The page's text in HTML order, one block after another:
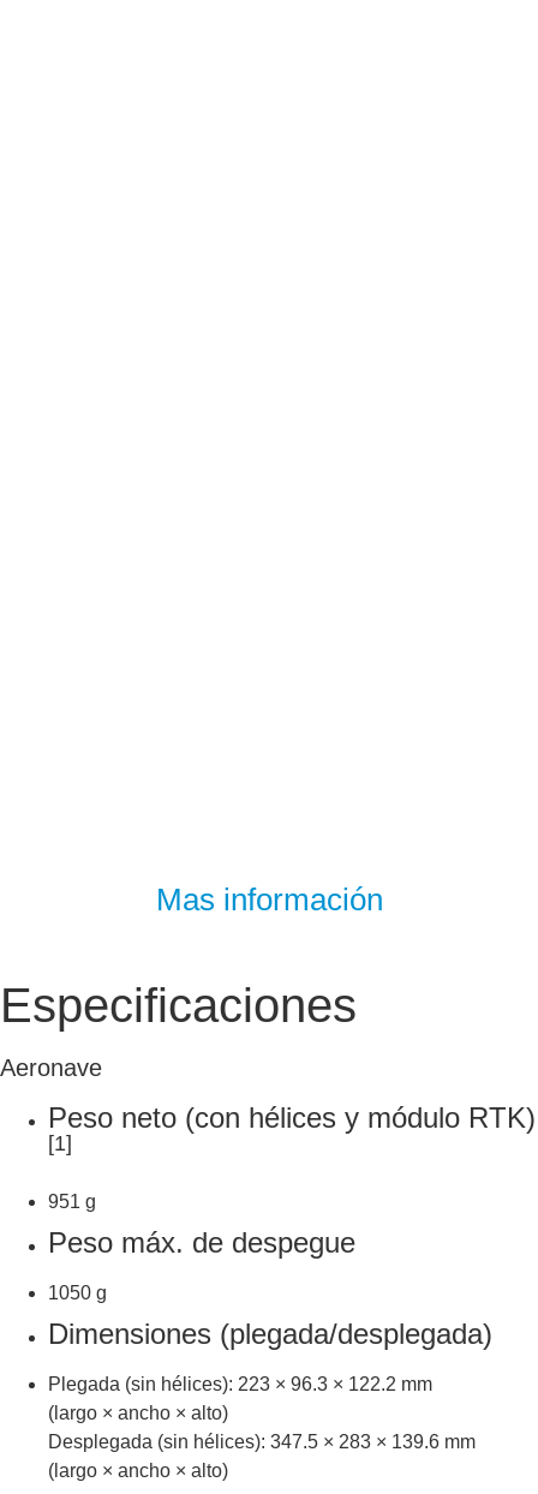
Mas información
Especificaciones
Aeronave
Peso neto (con hélices y módulo RTK)
[1]
951 g
Peso máx. de despegue
1050 g
Dimensiones (plegada/desplegada)
Plegada (sin hélices): 223 × 96.3 × 122.2 mm
(largo × ancho × alto)
Desplegada (sin hélices): 347.5 × 283 × 139.6 mm
(largo × ancho × alto)